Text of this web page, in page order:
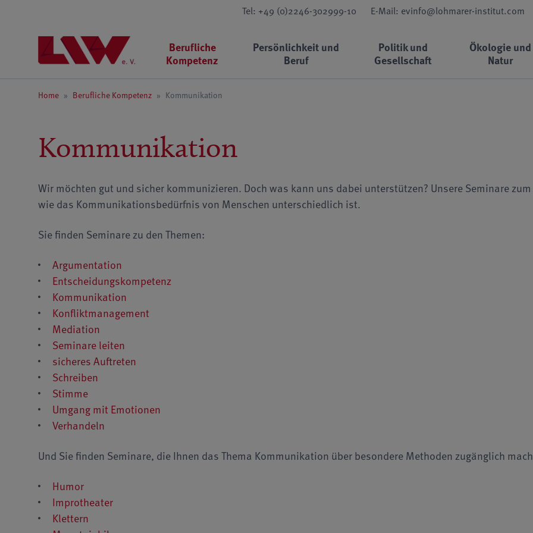
Tel: +49 (0)2246-302999-10 E-Mail: evinfo@lohmarer-institut.com
Berufliche
Kompetenz
Persönlichkeit und
Beruf
Politik und
Gesellschaft
Ökologie und
Natur
Home » Berufliche Kompetenz » Kommunikation
Kommunikation
Wir möchten gut und sicher kommunizieren. Doch was kann uns dabei unterstützen? Unsere Seminare
wie das Kommunikationsbedürfnis von Menschen unterschiedlich ist.
Sie finden Seminare zu den Themen:
Argumentation
Entscheidungskompetenz
Kommunikation
Konfliktmanagement
Mediation
Seminare leiten
sicheres Auftreten
Schreiben
Stimme
Umgang mit Emotionen
Verhandeln
Und Sie finden Seminare, die Ihnen das Thema Kommunikation über besondere Methoden zugänglich
Humor
Improtheater
Klettern